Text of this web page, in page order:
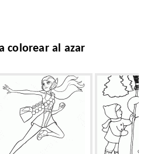
colorear al azar